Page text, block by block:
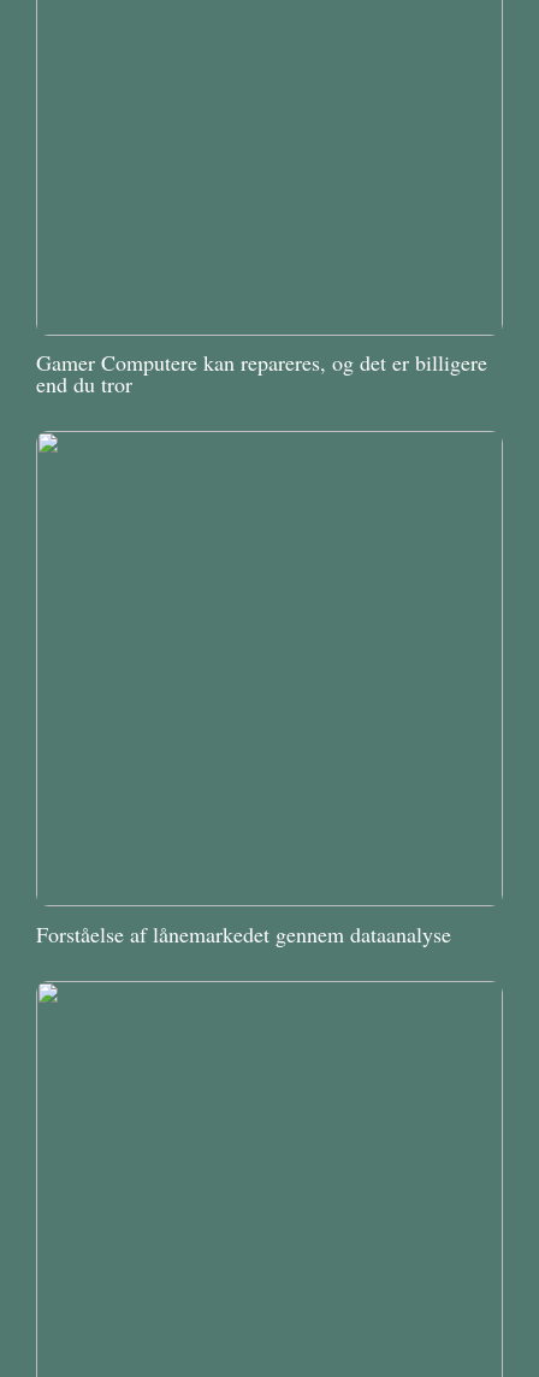
Gamer Computere kan repareres, og det er billigere
end du tror
Forståelse af lånemarkedet gennem dataanalyse